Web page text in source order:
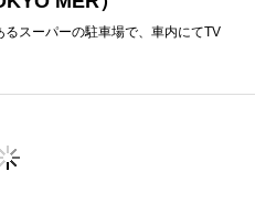
スーパーの駐車場で、車内にてTV